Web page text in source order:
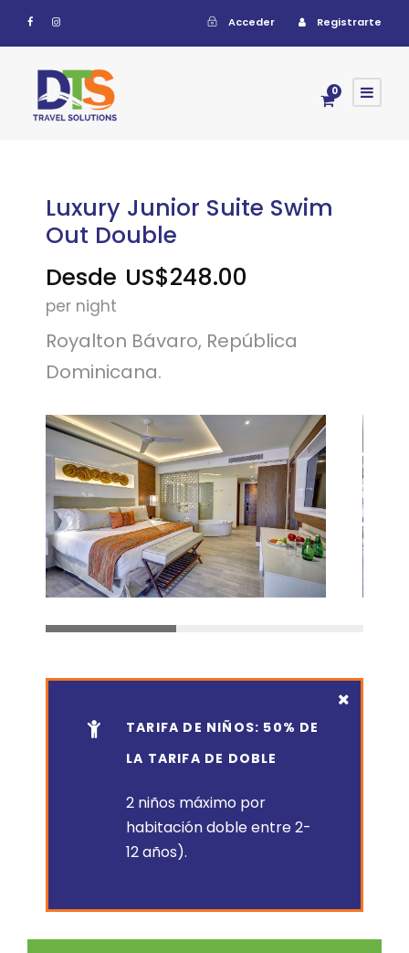
Acceder Registrarte
0
Luxury Junior Suite Swim
Out Double
Desde US$248.00
per night
Royalton Bávaro, República
Dominicana.
TARIFA DE NIÑOS: 50% DE
LA TARIFA DE DOBLE
2 niños máximo por
habitación doble entre 2-
12 años).